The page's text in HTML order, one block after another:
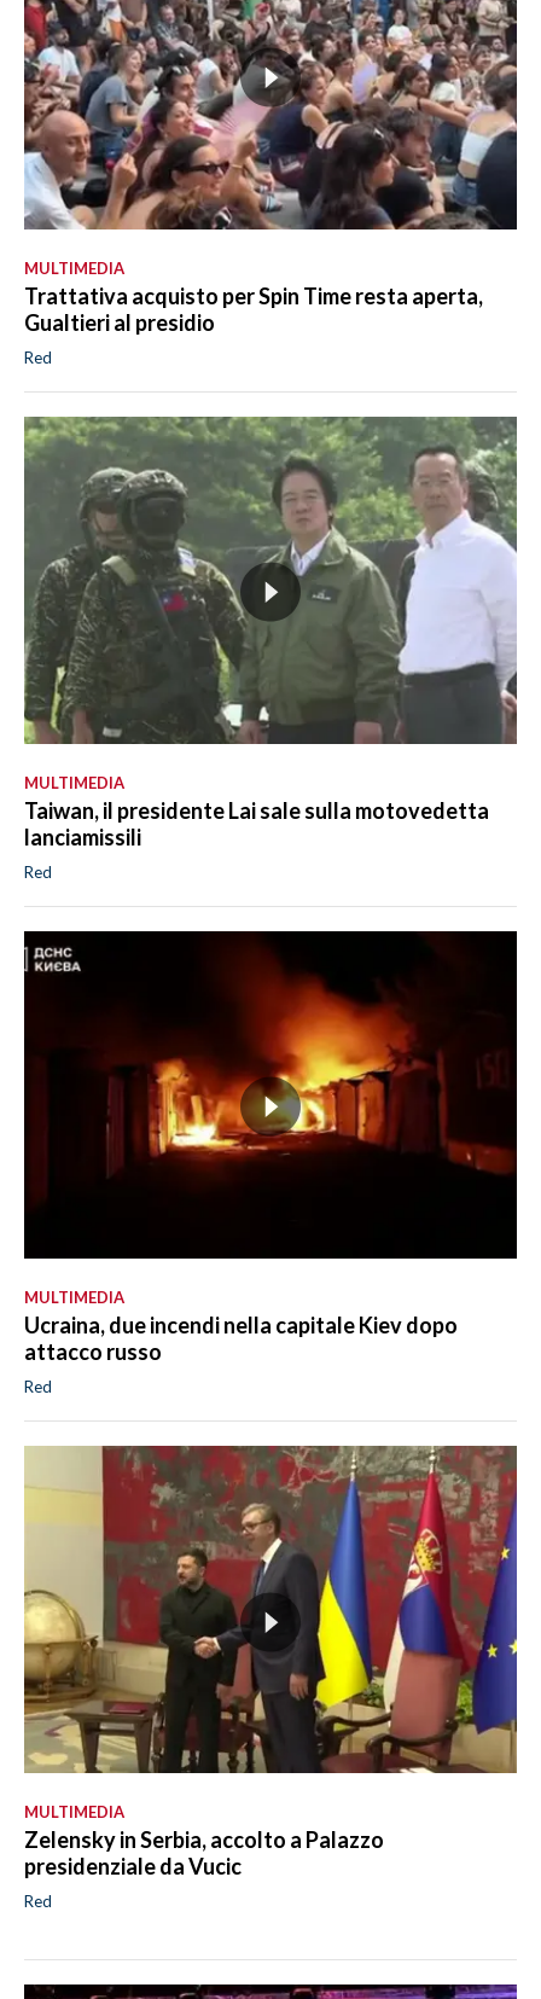
MULTIMEDIA
Trattativa acquisto per Spin Time resta aperta,
Gualtieri al presidio
Red
MULTIMEDIA
Taiwan, il presidente Lai sale sulla motovedetta
lanciamissili
Red
MULTIMEDIA
Ucraina, due incendi nella capitale Kiev dopo
attacco russo
Red
MULTIMEDIA
Zelensky in Serbia, accolto a Palazzo
presidenziale da Vucic
Red